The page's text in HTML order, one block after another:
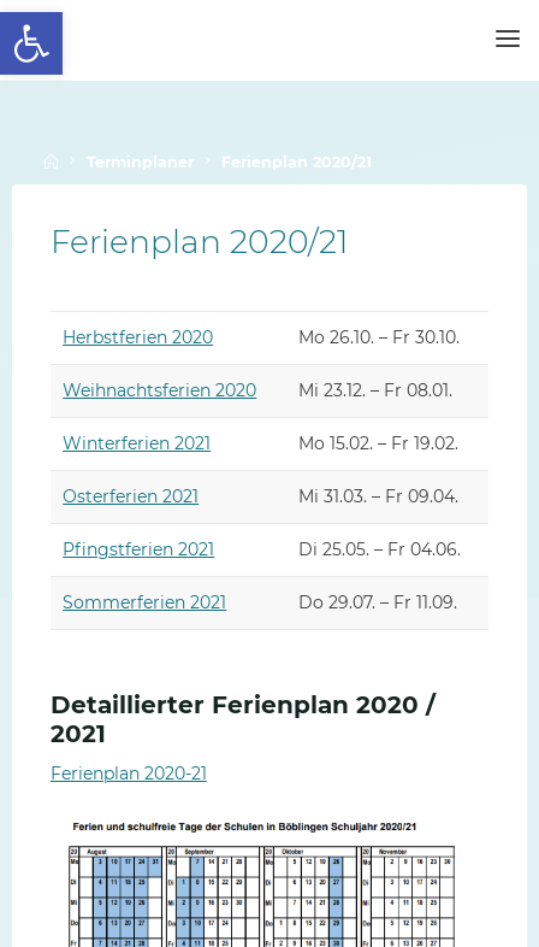
Werkzeugleiste öffnen
Skip
to
content
SCHALLENBERGSCHULE
Home
Terminplaner Ferienplan 2020/21
Ferienplan 2020/21
Herbstferien 2020 Mo 26.10. – Fr 30.10.
Weihnachtsferien 2020 Mi 23.12. – Fr 08.01.
Winterferien 2021 Mo 15.02. – Fr 19.02.
Osterferien 2021 Mi 31.03. – Fr 09.04.
Pfingstferien 2021 Di 25.05. – Fr 04.06.
Sommerferien 2021 Do 29.07. – Fr 11.09.
Detaillierter Ferienplan 2020 /
2021
Ferienplan 2020-21